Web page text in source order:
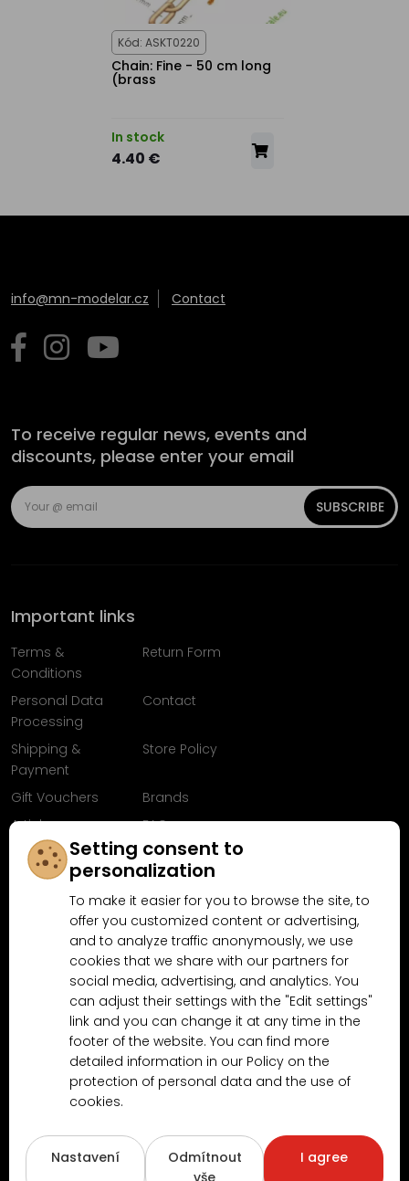
Kód: ASKT0220
Chain: Fine - 50 cm long
(brass
In stock
4.40 €
info@mn-modelar.cz Contact
To receive regular news, events and
discounts, please enter your email
SUBSCRIBE
Important links
Terms &
Conditions
Return Form
Personal Data
Processing
Contact
Shipping &
Payment
Store Policy
Gift Vouchers
Brands
Articles
FAQ
Follow us on
Facebook
Why shop at MN-Modelar.com
4.9/5(10481x) 4.5/5 (189x)
Copyright © 2026 www.MN-Modelar.cz . All rights reserved.
Setting consent to
personalization
To make it easier for you to browse the site, to
offer you customized content or advertising,
and to analyze traffic anonymously, we use
cookies that we share with our partners for
social media, advertising, and analytics. You
can adjust their settings with the "Edit settings"
link and you can change it at any time in the
footer of the website. You can find more
detailed information in our Policy on the
protection of personal data and the use of
cookies.
Nastavení
Odmítnout
vše
I agree